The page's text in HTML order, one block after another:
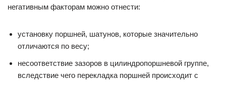
негативным факторам можно отнести:
установку поршней, шатунов, которые значительно
отличаются по весу;
несоответствие зазоров в цилиндропоршневой группе,
вследствие чего перекладка поршней происходит с